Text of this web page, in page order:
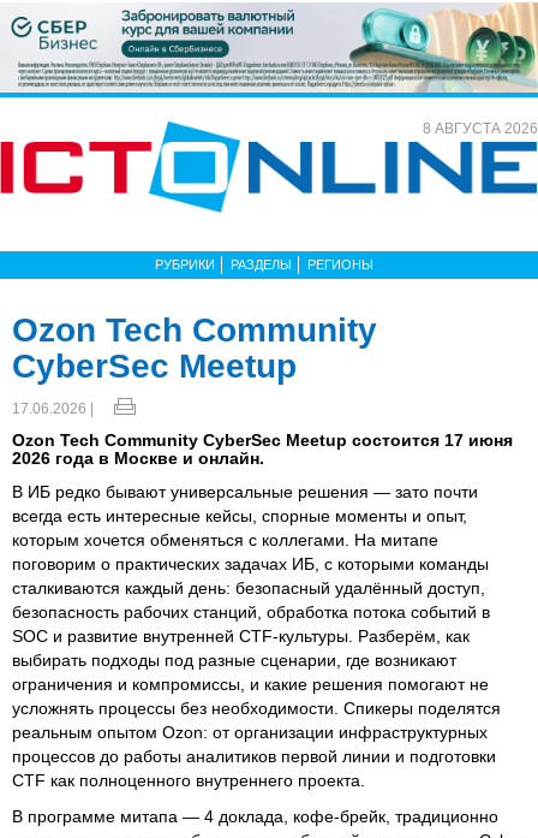
8 АВГУСТА 2026
РУБРИКИ РАЗДЕЛЫ РЕГИОНЫ
Ozon Tech Community
CyberSec Meetup
17.06.2026 |
Ozon Tech Community CyberSec Meetup состоится 17 июня
2026 года в Москве и онлайн.
В ИБ редко бывают универсальные решения — зато почти
всегда есть интересные кейсы, спорные моменты и опыт,
которым хочется обменяться с коллегами. На митапе
поговорим о практических задачах ИБ, с которыми команды
сталкиваются каждый день: безопасный удалённый доступ,
безопасность рабочих станций, обработка потока событий в
SOC и развитие внутренней CTF-культуры. Разберём, как
выбирать подходы под разные сценарии, где возникают
ограничения и компромиссы, и какие решения помогают не
усложнять процессы без необходимости. Спикеры поделятся
реальным опытом Ozon: от организации инфраструктурных
процессов до работы аналитиков первой линии и подготовки
CTF как полноценного внутреннего проекта.
В программе митапа — 4 доклада, кофе-брейк, традиционно